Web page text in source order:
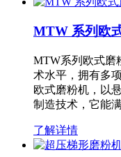
MTW 系列欧
MTW系列欧式磨
术水平，拥有多
欧式磨粉机，以
制造技术，它能
了解详情